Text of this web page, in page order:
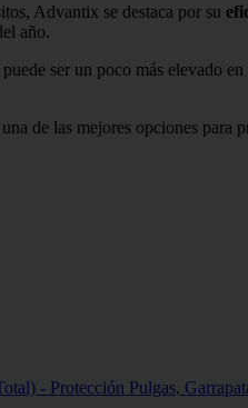
Advantix se destaca por su
año.
ser un poco más elevado
de las mejores opciones para
- Protección Pulgas,